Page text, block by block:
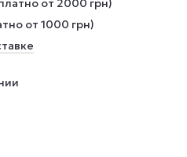
от 2000 грн)
от 1000 грн)